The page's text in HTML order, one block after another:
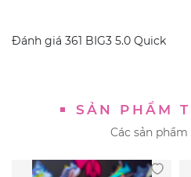
Đánh giá 361 BIG3 5.0 Quick
SẢN PHẨM
Các sản